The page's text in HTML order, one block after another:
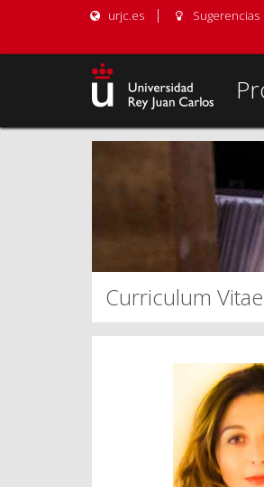
urjc.es Sugerencias
Curriculum Vitae